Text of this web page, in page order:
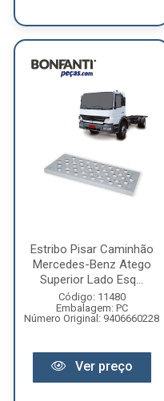
Estribo Pisar Caminhão
Mercedes-Benz Atego
Superior Lado Esq...
Código: 11480
Embalagem: PC
Número Original: 9406660228
Ver preço